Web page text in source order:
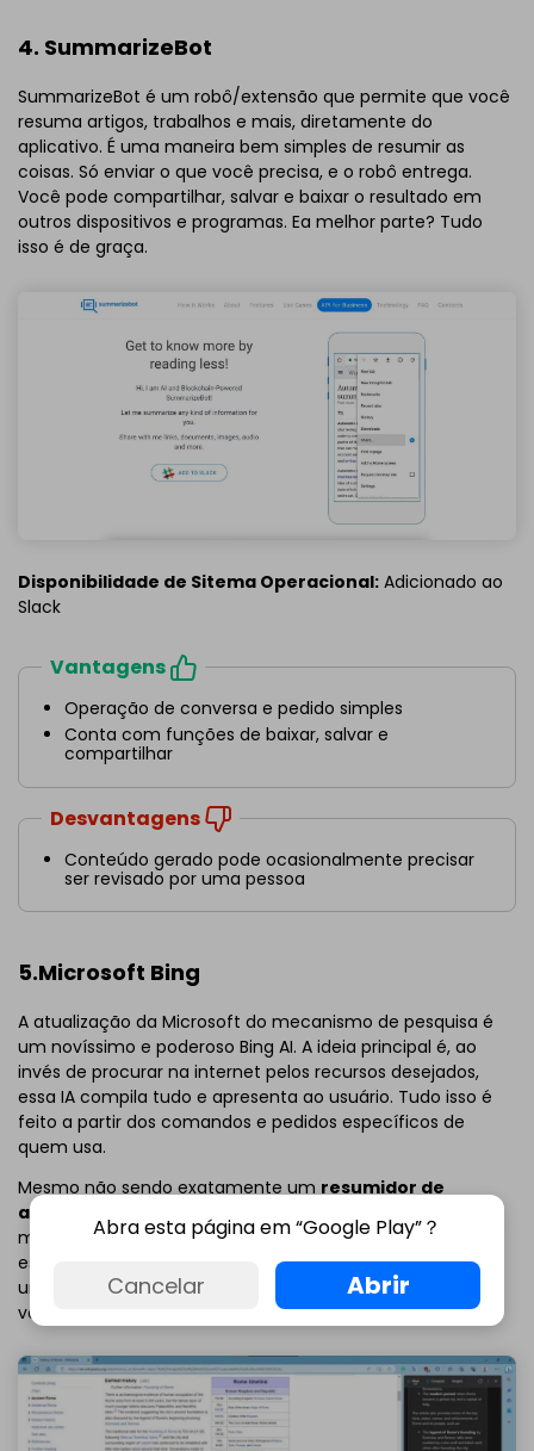
4. SummarizeBot
SummarizeBot é um robô/extensão que permite que você
resuma artigos, trabalhos e mais, diretamente do
aplicativo. É uma maneira bem simples de resumir as
coisas. Só enviar o que você precisa, e o robô entrega.
Você pode compartilhar, salvar e baixar o resultado em
outros dispositivos e programas. Ea melhor parte? Tudo
isso é de graça.
Disponibilidade de Sitema Operacional: Adicionado ao
Slack
Vantagens
Operação de conversa e pedido simples
Conta com funções de baixar, salvar e
compartilhar
Desvantagens
Conteúdo gerado pode ocasionalmente precisar
ser revisado por uma pessoa
5.Microsoft Bing
A atualização da Microsoft do mecanismo de pesquisa é
um novíssimo e poderoso Bing AI. A ideia principal é, ao
invés de procurar na internet pelos recursos desejados,
essa IA compila tudo e apresenta ao usuário. Tudo isso é
feito a partir dos comandos e pedidos específicos de
quem usa.
Mesmo não sendo exatamente um resumidor de
artigos
materiais ou artigos específicos para fornecer conteúdo
específico. Ele até deixa de fora as fontes e citações. É
uma forma fácil de extrair ideias ou conhecimento que
você precisa, de forma instantânea.
Abra esta página em “Google Play”？
Cancelar Abrir